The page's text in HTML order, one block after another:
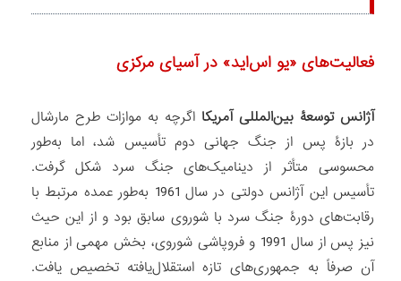
فعالیت‌های «یو اس‌اید» در آسیای مرکزی
آژانس توسعۀ بین‌المللی آمریکا اگرچه به موازات طرح مارشال
در بازۀ پس از جنگ جهانی دوم تأسیس شد، اما به‌طور
محسوسی متأثر از دینامیک‌های جنگ سرد شکل گرفت.
تأسیس این آژانس دولتی در سال 1961 به‌طور عمده مرتبط با
رقابت‌های دورۀ جنگ سرد با شوروی سابق بود و از این حیث
نیز پس از سال 1991 و فروپاشی شوروی، بخش مهمی از منابع
آن صرفاً به جمهوری‌های تازه استقلال‌یافته تخصیص یافت.